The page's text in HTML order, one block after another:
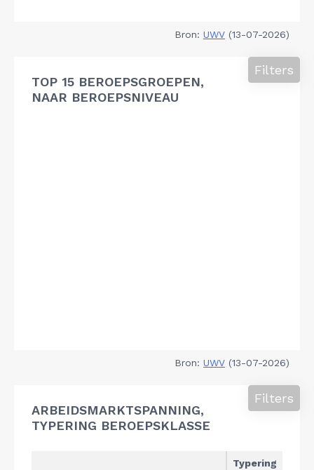
Bron: UWV (13-07-2026)
TOP 15 BEROEPSGROEPEN,
NAAR BEROEPSNIVEAU
Filters
Bron: UWV (13-07-2026)
ARBEIDSMARKTSPANNING,
TYPERING BEROEPSKLASSE
Filters